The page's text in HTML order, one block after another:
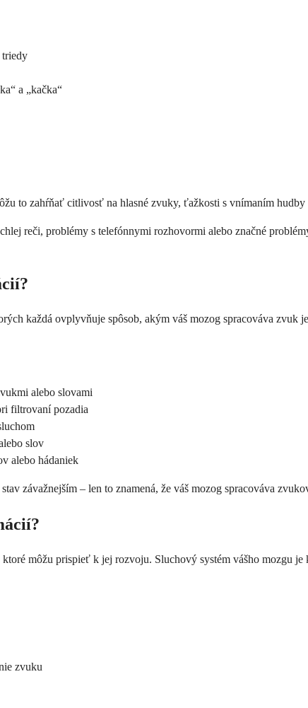
triedy
a „kačka“
to zahŕňať citlivosť na hlasné zvuky, ťažkosti s vnímaním
reči, problémy s telefónnymi rozhovormi alebo značné
každá ovplyvňuje spôsob, akým váš mozog spracováva zvuk
alebo slovami
filtrovaní pozadia
slov
alebo hádaniek
závažnejším – len to znamená, že váš mozog spracováva
môžu prispieť k jej rozvoju. Sluchový systém vášho mozgu
zvuku